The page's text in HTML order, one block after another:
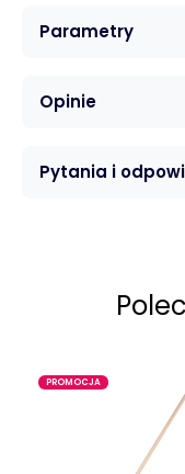
Parametry
Opinie
Pytania i
PROMOCJA